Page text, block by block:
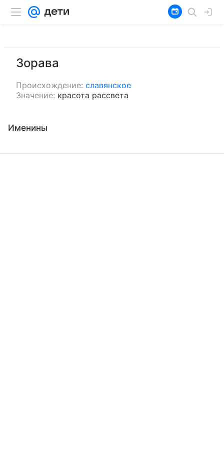
Зорава
Происхождение: славянское
Значение: красота рассвета
Именины